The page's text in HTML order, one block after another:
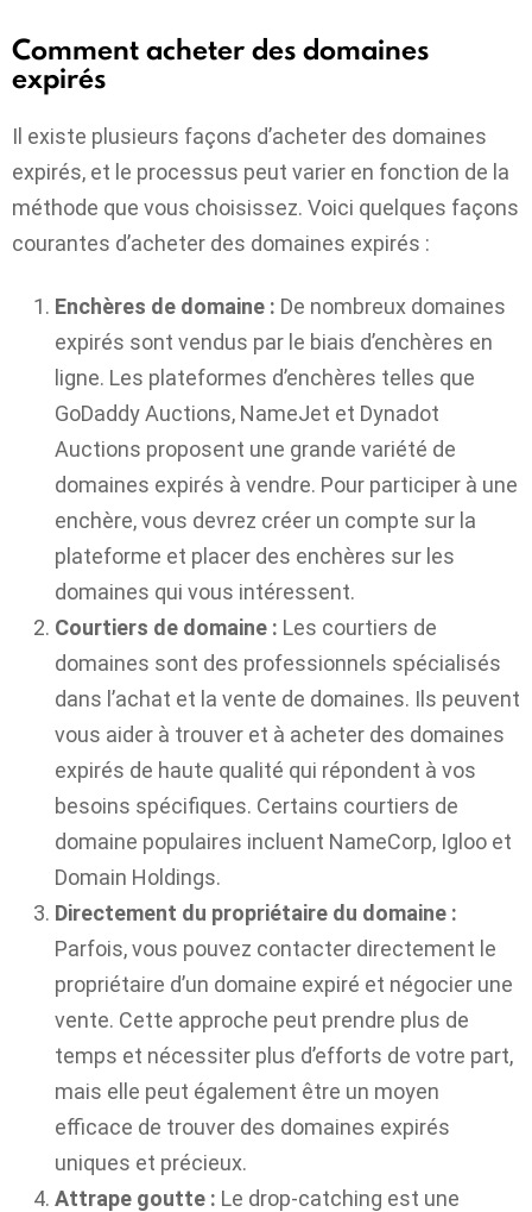
Comment acheter des domaines
expirés
Il existe plusieurs façons d’acheter des domaines
expirés, et le processus peut varier en fonction de la
méthode que vous choisissez. Voici quelques façons
courantes d’acheter des domaines expirés :
Enchères de domaine : De nombreux domaines
expirés sont vendus par le biais d’enchères en
ligne. Les plateformes d’enchères telles que
GoDaddy Auctions, NameJet et Dynadot
Auctions proposent une grande variété de
domaines expirés à vendre. Pour participer à une
enchère, vous devrez créer un compte sur la
plateforme et placer des enchères sur les
domaines qui vous intéressent.
Courtiers de domaine : Les courtiers de
domaines sont des professionnels spécialisés
dans l’achat et la vente de domaines. Ils peuvent
vous aider à trouver et à acheter des domaines
expirés de haute qualité qui répondent à vos
besoins spécifiques. Certains courtiers de
domaine populaires incluent NameCorp, Igloo et
Domain Holdings.
Directement du propriétaire du domaine :
Parfois, vous pouvez contacter directement le
propriétaire d’un domaine expiré et négocier une
vente. Cette approche peut prendre plus de
temps et nécessiter plus d’efforts de votre part,
mais elle peut également être un moyen
efficace de trouver des domaines expirés
uniques et précieux.
Attrape goutte : Le drop-catching est une